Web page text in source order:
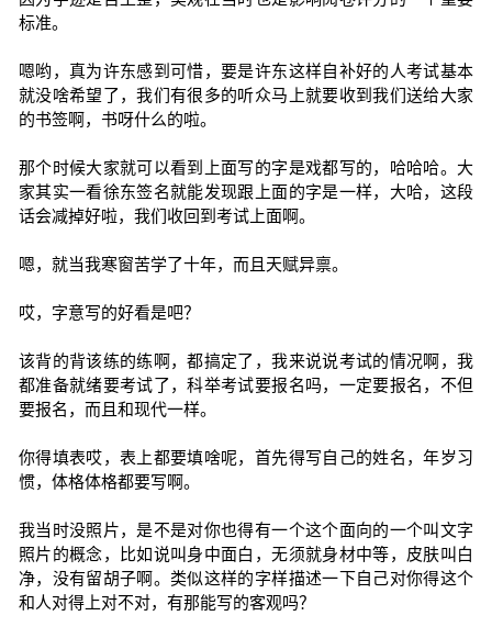
标准。
嗯哟，真为许东感到可惜，要是许东这样自补好的人考试基本
就没啥希望了，我们有很多的听众马上就要收到我们送给大家
的书签啊，书呀什么的啦。
那个时候大家就可以看到上面写的字是戏都写的，哈哈哈。大
家其实一看徐东签名就能发现跟上面的字是一样，大哈，这段
话会减掉好啦，我们收回到考试上面啊。
嗯，就当我寒窗苦学了十年，而且天赋异禀。
哎，字意写的好看是吧？
该背的背该练的练啊，都搞定了，我来说说考试的情况啊，我
都准备就绪要考试了，科举考试要报名吗，一定要报名，不但
要报名，而且和现代一样。
你得填表哎，表上都要填啥呢，首先得写自己的姓名，年岁习
惯，体格体格都要写啊。
我当时没照片，是不是对你也得有一个这个面向的一个叫文字
照片的概念，比如说叫身中面白，无须就身材中等，皮肤叫白
净，没有留胡子啊。类似这样的字样描述一下自己对你得这个
和人对得上对不对，有那能写的客观吗？